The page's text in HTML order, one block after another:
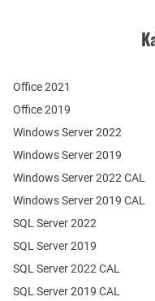
Office 2021
Office 2019
Windows Server 2022
Windows Server 2019
SQL Server 2022
SQL Server 2019
Windows Server 2022 CAL
Windows Server 2019 CAL
SQL Server 2022 CAL
SQL Server 2019 CAL